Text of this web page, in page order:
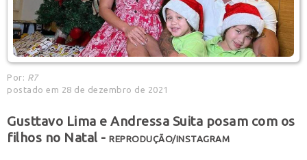
Por: R7
postado em 28 de dezembro de 2021
Gusttavo Lima e Andressa Suita posam com os
filhos no Natal - REPRODUÇÃO/INSTAGRAM